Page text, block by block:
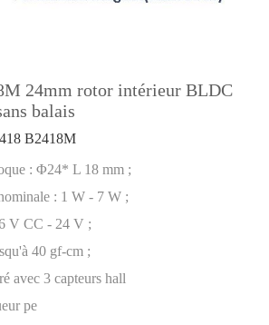
24mm rotor intérieur BLDC
balais
B2418M
: Φ24* L 18 mm ;
: 1 W - 7 W ;
V CC - 24 V ;
40 gf-cm ;
avec 3 capteurs hall
pe